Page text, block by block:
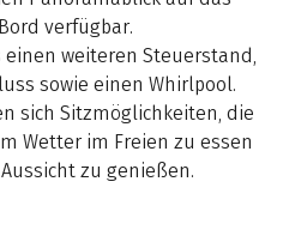
verfügbar.
weiteren Steuerstand,
sowie einen Whirlpool.
sich Sitzmöglichkeiten, die
Wetter im Freien zu essen
zu genießen.